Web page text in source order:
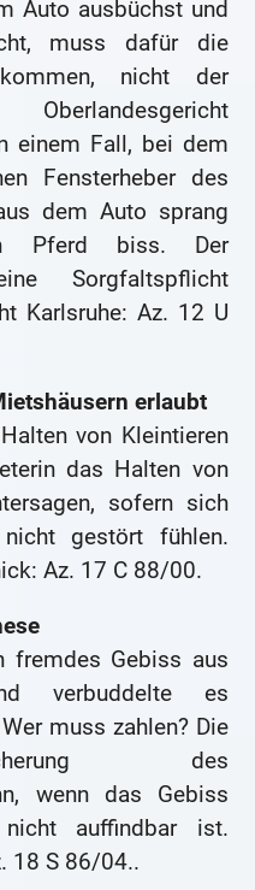
Auto ausbüchst und
muss dafür die
nicht der
einem Fall, bei dem
Fensterheber des
dem Auto sprang
Pferd biss. Der
Sorgfaltspflicht
Karlsruhe: Az. 12 U
erlaubt
von Kleintieren
das Halten von
sofern sich
gestört fühlen.
Az. 17 C 88/00.
fremdes Gebiss aus
verbuddelte es
muss zahlen? Die
des
wenn das Gebiss
auffindbar ist.
18 S 86/04..